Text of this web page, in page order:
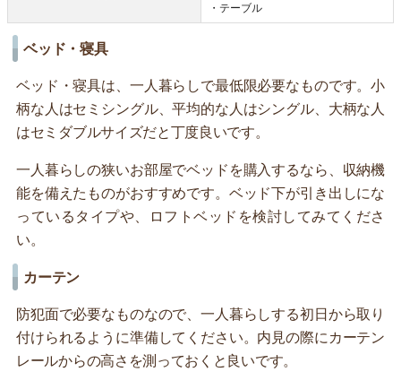
・テーブル
ベッド・寝具
ベッド・寝具は、一人暮らしで最低限必要なものです。小
柄な人はセミシングル、平均的な人はシングル、大柄な人
はセミダブルサイズだと丁度良いです。
一人暮らしの狭いお部屋でベッドを購入するなら、収納機
能を備えたものがおすすめです。ベッド下が引き出しにな
っているタイプや、ロフトベッドを検討してみてくださ
い。
カーテン
防犯面で必要なものなので、一人暮らしする初日から取り
付けられるように準備してください。内見の際にカーテン
レールからの高さを測っておくと良いです。